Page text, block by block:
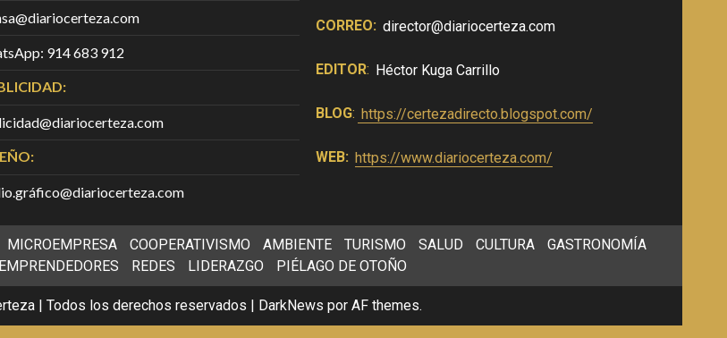
914 683 912
CORREO: director@diariocerteza.com
EDITOR: Héctor Kuga Carrillo
BLOG: https://certezadirecto.blogspot.com/
WEB: https://www.diariocerteza.com/
MICROEMPRESA COOPERATIVISMO AMBIENTE TURISMO SALUD CULTURA
GASTRONOMÍA
EMPRENDEDORES REDES LIDERAZGO PIÉLAGO DE OTOÑO
| Todos los derechos reservados | DarkNews por AF themes.